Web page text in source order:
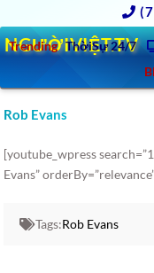
Trending ThờiSự 24/7
NGƯỜIVIỆT.TV
Rob Evans
[youtube_wpress
Evans”
Tags:Rob Evans